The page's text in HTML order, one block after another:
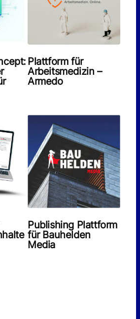
Plattform für
Arbeitsmedizin –
Armedo
Publishing Plattform
für Bauhelden
Media
GmbHImpressum
Cookie Richtlinie (EU)